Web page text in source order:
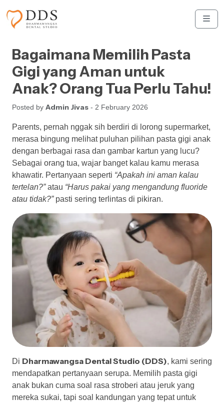
Bagaimana Memilih Pasta
Gigi yang Aman untuk
Anak? Orang Tua Perlu Tahu!
Posted by Admin Jivas - 2 February 2026
Parents, pernah nggak sih berdiri di lorong supermarket,
merasa bingung melihat puluhan pilihan pasta gigi anak
dengan berbagai rasa dan gambar kartun yang lucu?
Sebagai orang tua, wajar banget kalau kamu merasa
khawatir. Pertanyaan seperti “Apakah ini aman kalau
tertelan?”atau “Harus pakai yang mengandung fluoride
atau tidak?”pasti sering terlintas di pikiran.
Di Dharmawangsa Dental Studio (DDS), kami sering
mendapatkan pertanyaan serupa. Memilih pasta gigi
anak bukan cuma soal rasa stroberi atau jeruk yang
mereka sukai, tapi soal kandungan yang tepat untuk